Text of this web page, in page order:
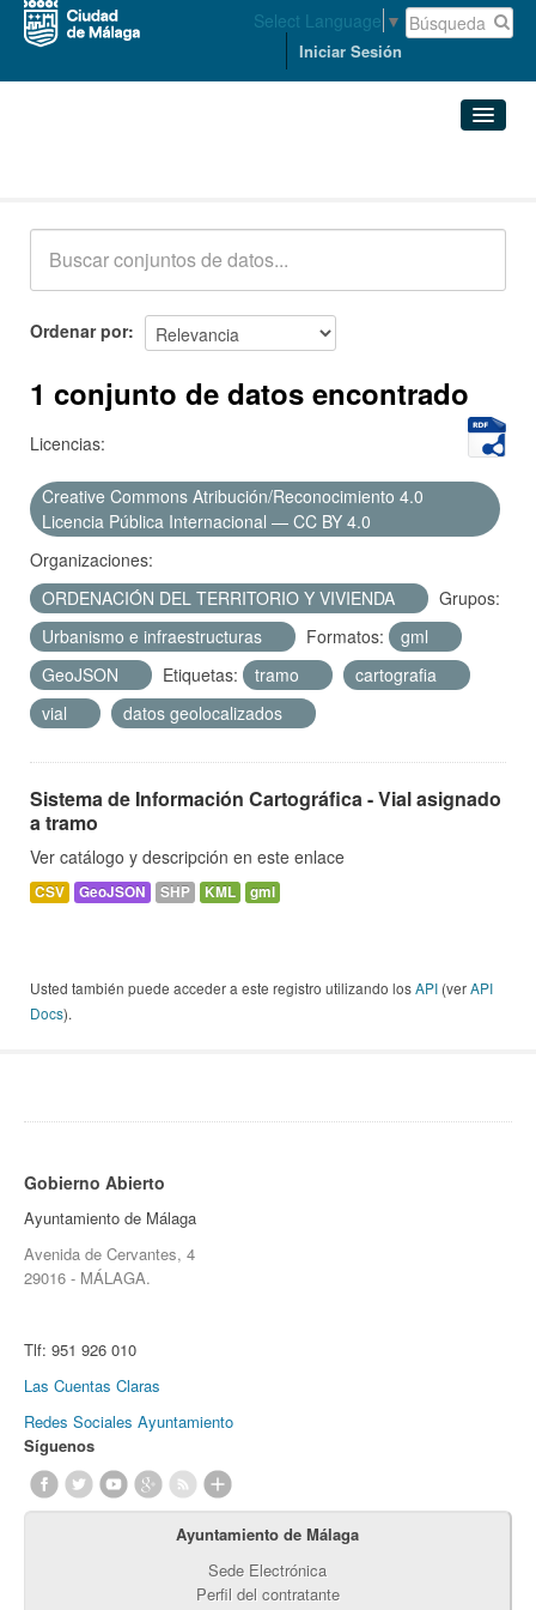
Select Language ▼
Iniciar Sesión
Acerca de
Ordenar por
1 conjunto de datos encontrado
Licencias:
Creative Commons Atribución/Reconocimiento 4.0
Licencia Pública Internacional — CC BY 4.0
Organizaciones:
ORDENACIÓN DEL TERRITORIO Y VIVIENDA
Grupos:
Urbanismo e infraestructuras
Formatos:
gml
GeoJSON
Etiquetas: tramo
cartografia
vial
datos geolocalizados
Sistema de Información Cartográfica - Vial asignado
a tramo
Ver catálogo y descripción en este enlace
CSV GeoJSON SHP KML gml
Usted también puede acceder a este registro utilizando losAPI (verAPI
Docs).
Gobierno Abierto
Ayuntamiento de Málaga
Avenida de Cervantes, 4
29016 - MÁLAGA.
Tlf: 951 926 010
Las Cuentas Claras
Redes Sociales Ayuntamiento
Síguenos
Ayuntamiento de Málaga
Sede Electrónica
Perfil del contratante